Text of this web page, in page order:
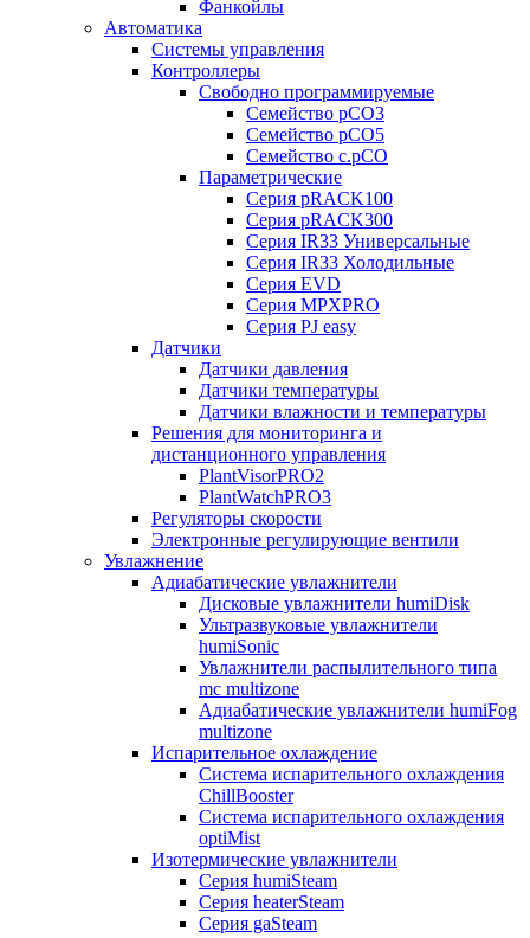
Фанкойлы
Автоматика
Системы управления
Контроллеры
Свободно программируемые
Семейство pCO3
Семейство pCO5
Семейство c.pCO
Параметрические
Серия pRACK100
Серия pRACK300
Серия IR33 Универсальные
Серия IR33 Холодильные
Серия EVD
Серия MPXPRO
Серия PJ easy
Датчики
Датчики давления
Датчики температуры
Датчики влажности и температуры
Решения для мониторинга и
дистанционного управления
PlantVisorPRO2
PlantWatchPRO3
Регуляторы скорости
Электронные регулирующие вентили
Увлажнение
Адиабатические увлажнители
Дисковые увлажнители humiDisk
Ультразвуковые увлажнители
humiSonic
Увлажнители распылительного типа
mc multizone
Адиабатические увлажнители humiFog
multizone
Испарительное охлаждение
Система испарительного охлаждения
ChillBooster
Система испарительного охлаждения
optiMist
Изотермические увлажнители
Серия humiSteam
Серия heaterSteam
Серия gaSteam